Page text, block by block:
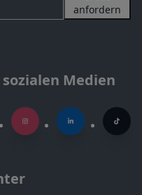
anfordern
Medien